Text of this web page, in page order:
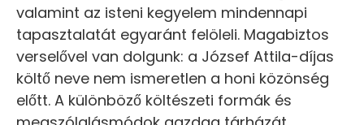
valamint az isteni kegyelem mindennapi
tapasztalatát egyaránt felöleli. Magabiztos
verselővel van dolgunk: a József Attila-díjas
költő neve nem ismeretlen a honi közönség
előtt. A különböző költészeti formák és